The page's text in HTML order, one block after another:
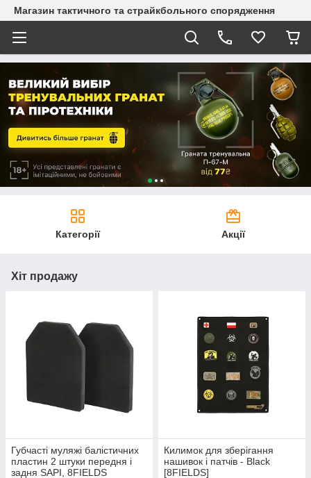
Магазин тактичного та страйкбольного спорядження
Категорії Акції
Хіт продажу
Губчасті муляжі балістичних
пластин 2 штуки передня і
задня SAPI, 8FIELDS
Килимок для зберігання
нашивок і патчів - Black
[8FIELDS]